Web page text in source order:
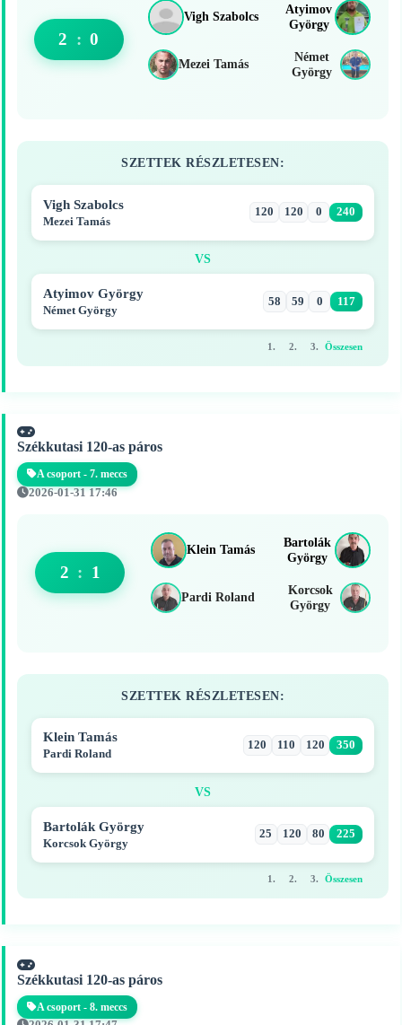
Vigh Szabolcs
Mezei Tamás
2 : 0
Atyimov
György
Német
György
SZETTEK RÉSZLETESEN:
Vigh Szabolcs
Mezei Tamás
120 120 0 240
VS
Atyimov György
Német György
58 59 0 117
1. 2. 3. Összesen
Székkutasi 120-as páros
A csoport - 7. meccs
2026-01-31 17:46
Klein Tamás
Pardi Roland
2 : 1
Bartolák
György
Korcsok
György
SZETTEK RÉSZLETESEN:
Klein Tamás
Pardi Roland
120 110 120 350
VS
Bartolák György
Korcsok György
25 120 80 225
1. 2. 3. Összesen
Székkutasi 120-as páros
A csoport - 8. meccs